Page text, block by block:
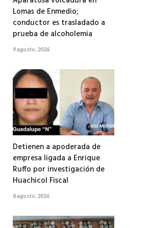
Lomas de Enmedio;
conductor es trasladado a
prueba de alcoholemia
9 agosto, 2026
Detienen a apoderada de
empresa ligada a Enrique
Ruffo por investigación de
Huachicol Fiscal
8 agosto, 2026